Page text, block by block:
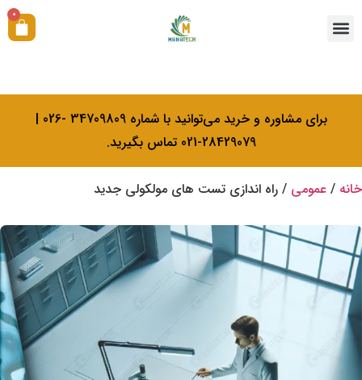
0
برای مشاوره و خرید می‌توانید با شماره 34709809 -026 |
28429079-021 تماس بگیرید.
خانه / عمومی / راه اندازی تست های مولکولی جدید